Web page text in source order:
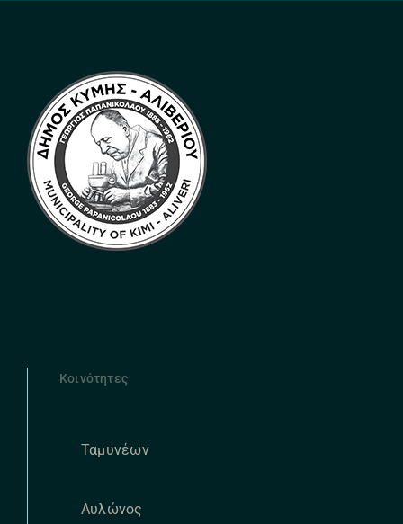
Κοινότητες
Ταμυνέων
Αυλώνος